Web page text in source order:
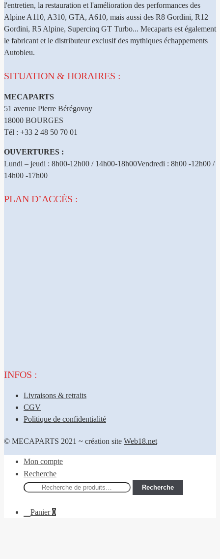
l'entretien, la restauration et l'amélioration des performances des
Alpine A110, A310, GTA, A610, mais aussi des R8 Gordini, R12
Gordini, R5 Alpine, Supercinq GT Turbo... Mecaparts est également
le fabricant et le distributeur exclusif des mythiques échappements
Autobleu.
SITUATION & HORAIRES :
MECAPARTS
51 avenue Pierre Bérégovoy
18000 BOURGES
Tél : +33 2 48 50 70 01
OUVERTURES :
Lundi – jeudi : 8h00-12h00 / 14h00-18h00Vendredi : 8h00 -12h00 /
14h00 -17h00
PLAN D’ACCÈS :
INFOS :
Livraisons & retraits
CGV
Politique de confidentialité
© MECAPARTS 2021 ~ création site Web18.net
Mon compte
Recherche
Recherche
Recherche
Panier0